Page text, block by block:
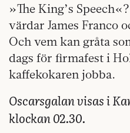
»The King’s
värdar James Franco
Och vem kan gråta
dags för firmafest i
kaffekokaren jobba.
Oscarsgalan visas i
klockan 02.30.